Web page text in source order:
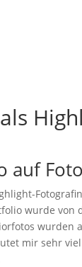
auf
wurde von
wurden
mir sehr